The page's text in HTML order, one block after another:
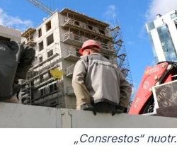
„Consrestos“ nuotr.